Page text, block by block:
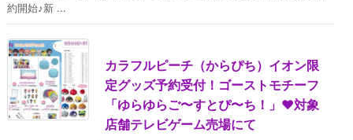
約開始♪新 ...
カラフルピーチ（からぴち）イオン限
定グッズ予約受付！ゴーストモチーフ
「ゆらゆらご〜すとぴ〜ち！」♥対象
店舗テレビゲーム売場にて